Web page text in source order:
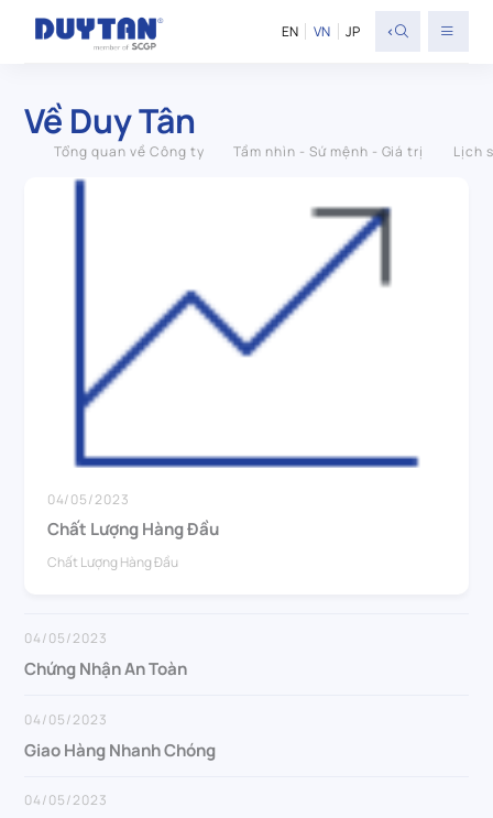
EN VN JP <
Về Duy Tân
Tổng quan về Công ty Tầm nhìn - Sứ mệnh - Giá trị Lịch
04/05/2023
Chất Lượng Hàng Đầu
Chất Lượng Hàng Đầu
04/05/2023
Chứng Nhận An Toàn
04/05/2023
Giao Hàng Nhanh Chóng
04/05/2023